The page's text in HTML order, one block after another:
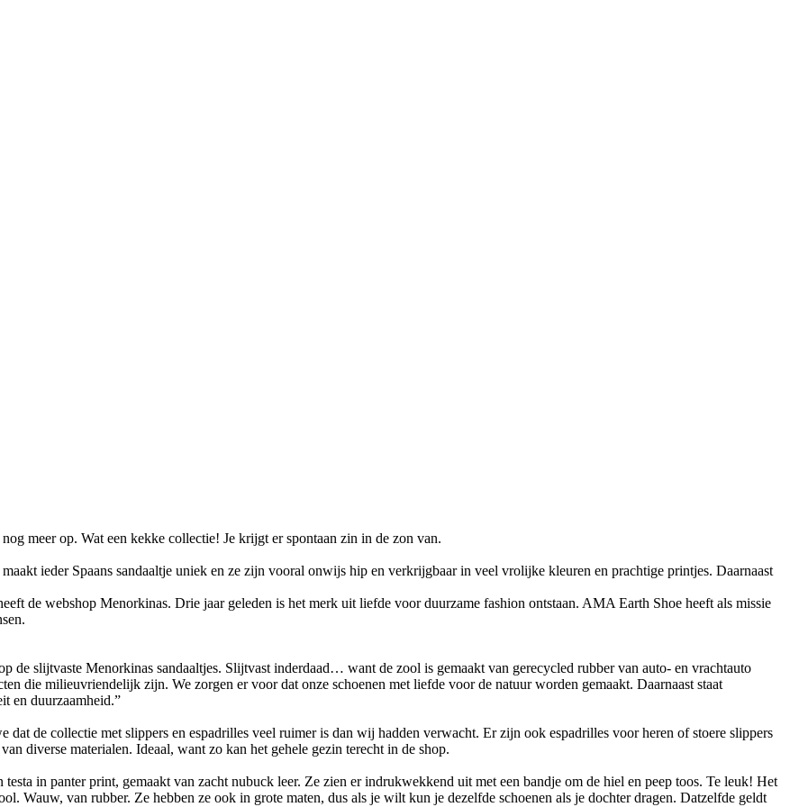
meer op. Wat een kekke collectie! Je krijgt er spontaan zin in de zon van.
ieder Spaans sandaaltje uniek en ze zijn vooral onwijs hip en verkrijgbaar in veel vrolijke kleuren en prachtige printjes. Daarnaast
de webshop Menorkinas. Drie jaar geleden is het merk uit liefde voor duurzame fashion ontstaan. AMA Earth Shoe heeft als missie
de slijtvaste Menorkinas sandaaltjes. Slijtvast inderdaad… want de zool is gemaakt van gerecycled rubber van auto- en vrachtauto
die milieuvriendelijk zijn. We zorgen er voor dat onze schoenen met liefde voor de natuur worden gemaakt. Daarnaast staat
en duurzaamheid.”
de collectie met slippers en espadrilles veel ruimer is dan wij hadden verwacht. Er zijn ook espadrilles voor heren of stoere slippers
diverse materialen. Ideaal, want zo kan het gehele gezin terecht in de shop.
in panter print, gemaakt van zacht nubuck leer. Ze zien er indrukwekkend uit met een bandje om de hiel en peep toos. Te leuk! Het
Wauw, van rubber. Ze hebben ze ook in grote maten, dus als je wilt kun je dezelfde schoenen als je dochter dragen. Datzelfde geldt